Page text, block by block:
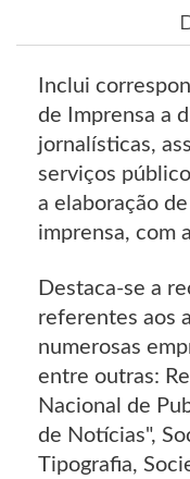
Inclui
de Imprensa a
jornalísticas,
serviços
a elaboração
imprensa, com
Destaca-se a
referentes aos
numerosas
entre outras:
Nacional de
de Notícias",
Tipografia,